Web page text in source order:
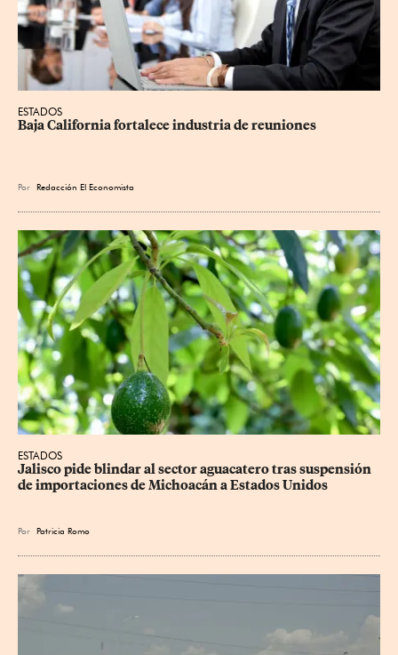
ESTADOS
Baja California fortalece industria de reuniones
Por Redacción El Economista
ESTADOS
Jalisco pide blindar al sector aguacatero tras suspensión
de importaciones de Michoacán a Estados Unidos
Por Patricia Romo